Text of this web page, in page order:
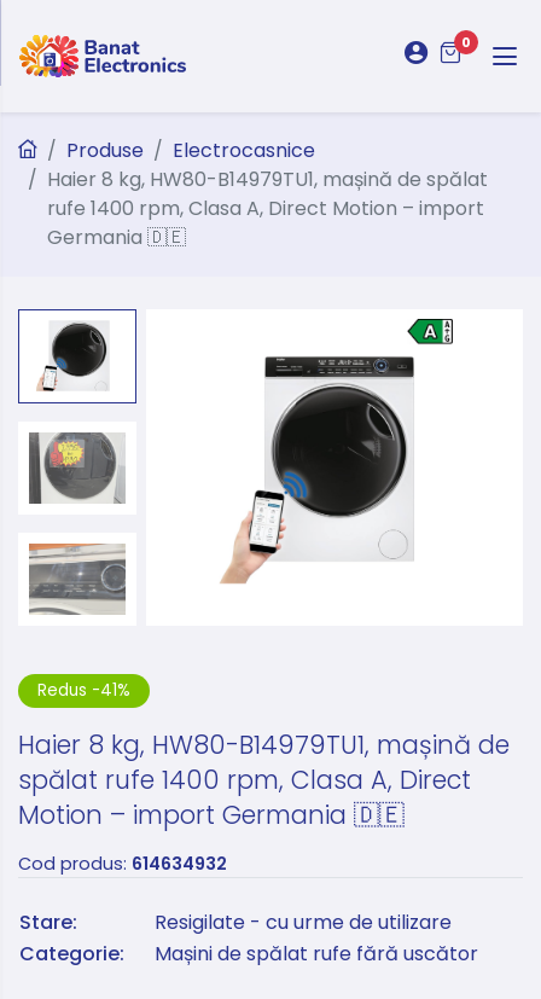
0
Produse
Electrocasnice
Haier 8 kg, HW80-B14979TU1, mașină de spălat
rufe 1400 rpm, Clasa A, Direct Motion – import
Germania 🇩🇪
Redus -41%
Haier 8 kg, HW80-B14979TU1, mașină de
spălat rufe 1400 rpm, Clasa A, Direct
Motion – import Germania 🇩🇪
Cod produs: 614634932
Stare:
Resigilate - cu urme de utilizare
Categorie:
Mașini de spălat rufe fără uscător